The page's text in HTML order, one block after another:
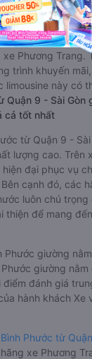
Phước từ Quận 9
Phương Trang.
trình khuyến
limousine này có
Quận 9 - Sài Gòn
cả tốt nhất
từ Quận 9 -
lượng cao. Trên
đại phục vụ
cạnh đó, các
luôn chú
thiện để mang
Phước giường
giường
điểm đánh giá
hành khách Xe
Phước từ
xe Phương